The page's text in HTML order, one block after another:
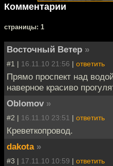
Комментарии
cтраницы: 1
Восточный Ветер »
#1 | 16.11.10 21:56 | ответить
Прямо проспект над
наверное красиво
Oblomov »
#2 | 16.11.10 23:51 | ответить
Креветкопровод.
dakota »
#3 | 17.11.10 10:59 | ответить